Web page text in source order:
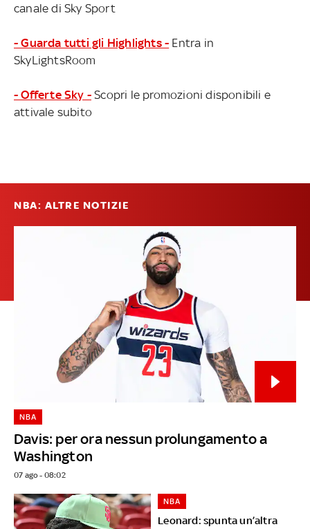
canale di Sky Sport
- Guarda tutti gli Highlights - Entra in
SkyLightsRoom
- Offerte Sky - Scopri le promozioni disponibili e
attivale subito
NBA: ALTRE NOTIZIE
Davis: per ora nessun prolungamento a
Washington
NBA
07 ago - 08:02
Leonard: spunta un’altra
NBA